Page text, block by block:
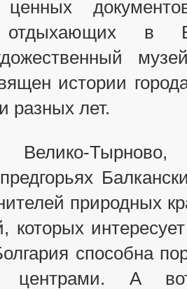
ценных
в
истории
разных лет.
Велико-Тырново,
природных
которых
способна
центрами. А